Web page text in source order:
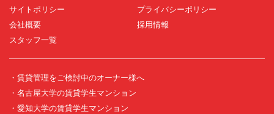
サイトポリシー
プライバシーポリシー
会社概要
採用情報
スタッフ一覧
・賃貸管理をご検討中のオーナー様へ
・名古屋大学の賃貸学生マンション
・愛知大学の賃貸学生マンション